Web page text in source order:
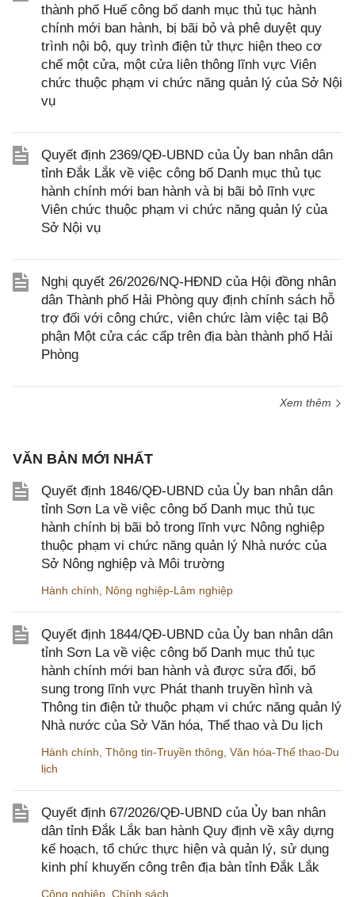
thành phố Huế công bố danh mục thủ tục hành
chính mới ban hành, bị bãi bỏ và phê duyệt quy
trình nội bộ, quy trình điện tử thực hiện theo cơ
chế một cửa, một cửa liên thông lĩnh vực Viên
chức thuộc phạm vi chức năng quản lý của Sở Nội
vụ
Quyết định 2369/QĐ-UBND của Ủy ban nhân dân
tỉnh Đắk Lắk về việc công bố Danh mục thủ tục
hành chính mới ban hành và bị bãi bỏ lĩnh vực
Viên chức thuộc phạm vi chức năng quản lý của
Sở Nội vụ
Nghị quyết 26/2026/NQ-HĐND của Hội đồng nhân
dân Thành phố Hải Phòng quy định chính sách hỗ
trợ đối với công chức, viên chức làm việc tại Bộ
phận Một cửa các cấp trên địa bàn thành phố Hải
Phòng
Xem thêm
VĂN BẢN MỚI NHẤT
Quyết định 1846/QĐ-UBND của Ủy ban nhân dân
tỉnh Sơn La về việc công bố Danh mục thủ tục
hành chính bị bãi bỏ trong lĩnh vực Nông nghiệp
thuộc phạm vi chức năng quản lý Nhà nước của
Sở Nông nghiệp và Môi trường
Hành chính Nông nghiệp-Lâm nghiệp
Quyết định 1844/QĐ-UBND của Ủy ban nhân dân
tỉnh Sơn La về việc công bố Danh mục thủ tục
hành chính mới ban hành và được sửa đổi, bổ
sung trong lĩnh vực Phát thanh truyền hình và
Thông tin điện tử thuộc phạm vi chức năng quản lý
Nhà nước của Sở Văn hóa, Thể thao và Du lịch
Hành chính Thông tin-Truyền thông Văn hóa-Thể thao-Du
lịch
Quyết định 67/2026/QĐ-UBND của Ủy ban nhân
dân tỉnh Đắk Lắk ban hành Quy định về xây dựng
kế hoạch, tổ chức thực hiện và quản lý, sử dụng
kinh phí khuyến công trên địa bàn tỉnh Đắk Lắk
Công nghiệp Chính sách